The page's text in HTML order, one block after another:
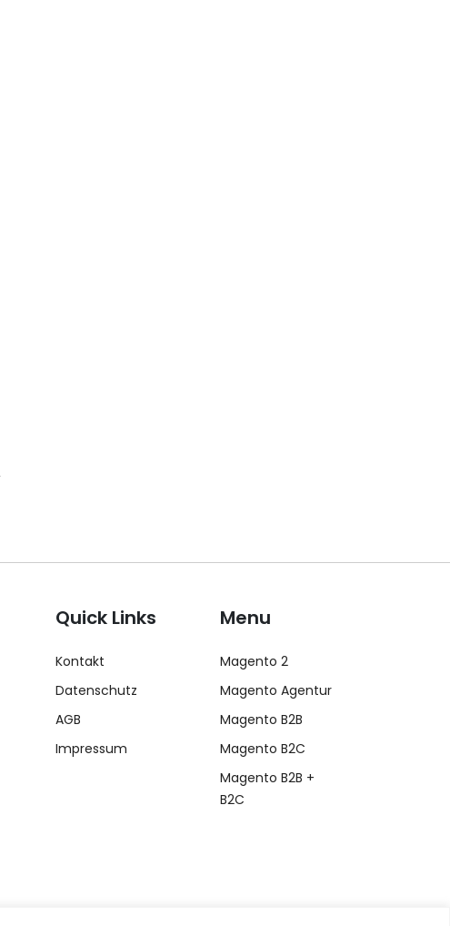
Quick Links
Kontakt
Datenschutz
AGB
Impressum
Menu
Magento 2
Magento Agentur
Magento B2B
Magento B2C
Magento B2B +
B2C